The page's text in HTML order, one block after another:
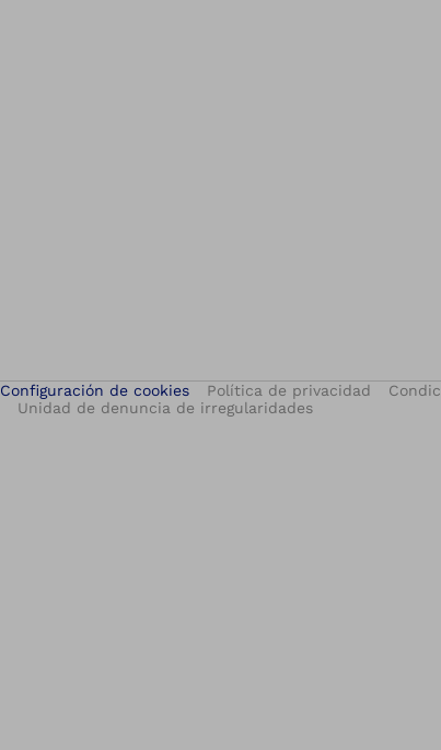
Configuración de cookies Política de privacidad
Unidad de denuncia de irregularidades